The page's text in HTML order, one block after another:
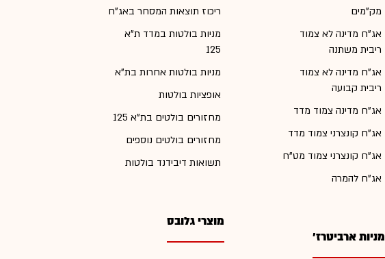
מק"מים
אג"ח מדינה לא צמוד
ריבית משתנה
אג"ח מדינה לא צמוד
ריבית קבועה
אג"ח מדינה צמוד מדד
אג"ח קונצרני צמוד מדד
אג"ח קונצרני צמוד מט"ח
אג"ח להמרה
מניות ארביטרז'
ריכוז תוצאות המסחר באג"ח
מניות בולטות במדד ת"א
125
מניות בולטות אחרות בת"א
אופציות בולטות
מחזורים בולטים בת"א 125
מחזורים בולטים נוספים
תשואות דיבידנד בולטות
מוצרי גלובס